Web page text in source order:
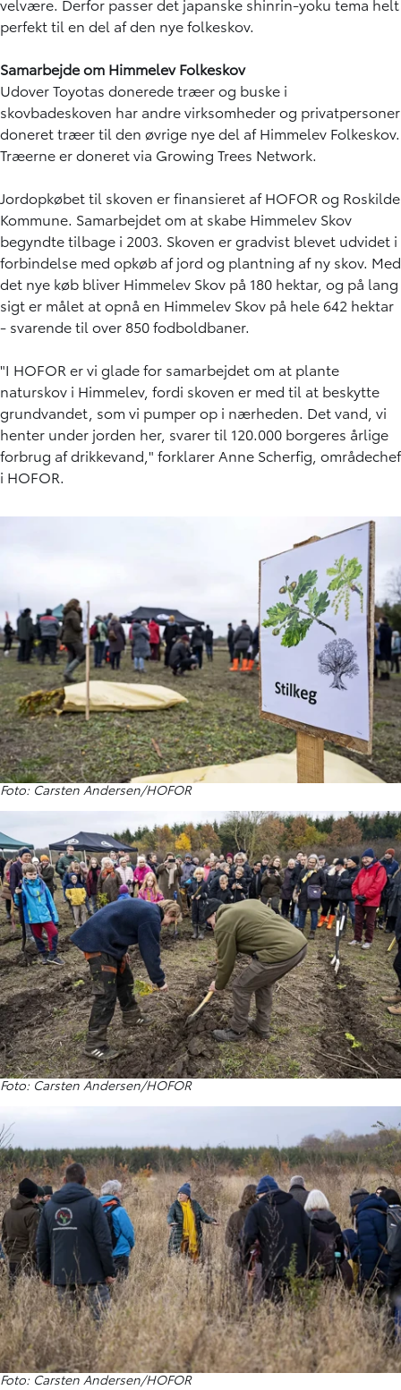
perfekt til en del af den nye folkeskov.
Samarbejde om Himmelev Folkeskov
Udover Toyotas donerede træer og buske i
skovbadeskoven har andre virksomheder og privatpersoner
doneret træer til den øvrige nye del af Himmelev Folkeskov.
Træerne er doneret via Growing Trees Network.
Jordopkøbet til skoven er finansieret af HOFOR og Roskilde
Kommune. Samarbejdet om at skabe Himmelev Skov
begyndte tilbage i 2003. Skoven er gradvist blevet udvidet i
forbindelse med opkøb af jord og plantning af ny skov. Med
det nye køb bliver Himmelev Skov på 180 hektar, og på lang
sigt er målet at opnå en Himmelev Skov på hele 642 hektar
- svarende til over 850 fodboldbaner.
"I HOFOR er vi glade for samarbejdet om at plante
naturskov i Himmelev, fordi skoven er med til at beskytte
grundvandet, som vi pumper op i nærheden. Det vand, vi
henter under jorden her, svarer til 120.000 borgeres årlige
forbrug af drikkevand," forklarer Anne Scherfig, områdechef
i HOFOR.
Foto: Carsten Andersen/HOFOR
Foto: Carsten Andersen/HOFOR
Foto: Carsten Andersen/HOFOR